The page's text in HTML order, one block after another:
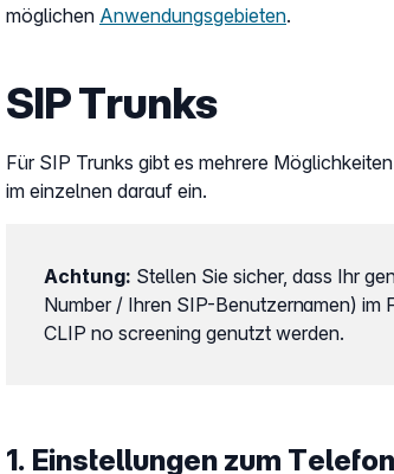
möglichen Anwendungsgebieten.
SIP Trunks
Für SIP Trunks gibt es mehrere
im einzelnen darauf ein.
Achtung: Stellen Sie sicher, dass Ihr
Number / Ihren SIP-Benutzernamen) im
CLIP no screening genutzt werden.
1. Einstellungen zum